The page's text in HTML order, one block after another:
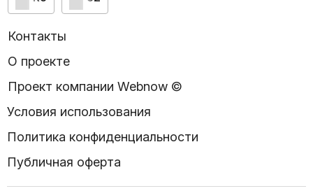
Контакты
О проекте
Проект компании Webnow ©
Условия использования
Политика конфиденциальности
Публичная оферта